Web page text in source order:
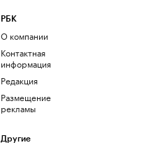
РБК
О компании
Контактная
информация
Редакция
Размещение
рекламы
Другие